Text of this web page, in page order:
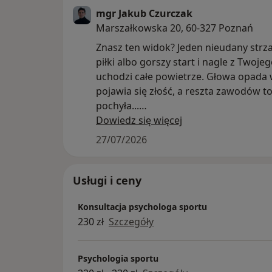
mgr Jakub Czurczak
Marszałkowska 20, 60-327 Poznań
Znasz ten widok? Jeden nieudany
piłki albo gorszy start i nagle z
uchodzi całe powietrze. Głowa opada
pojawia się złość, a reszta zawodów
pochyła...
Wielu młodych (i nie tylko!)
przekonaniu, że najlepsi nie popełniają
wypracowany na treningach fizycznych.
potrafi szybciej „zresetować” głowę po
I właśnie tego uczymy w INTEGRO!
sportowcy dowiedzą się m.in.:
- jak radzić sobie z presją i stresem,
- co robić z emocjami po błędach i
Dowiedz się więcej
27/07/2026
Usługi i ceny
Konsultacja psychologa sportu
230 zł Szczegóły
Psychologia sportu